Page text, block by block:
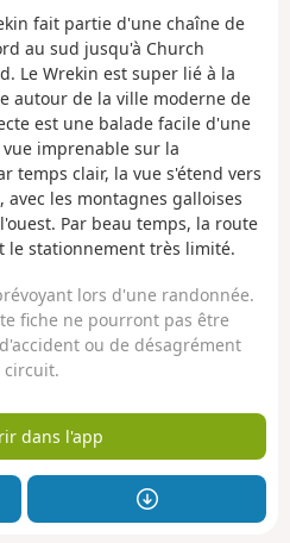
fait partie d'une chaîne de
au sud jusqu'à Church
Le Wrekin est super lié à la
autour de la ville moderne de
est une balade facile d'une
imprenable sur la
temps clair, la vue s'étend vers
avec les montagnes galloises
Par beau temps, la route
le stationnement très limité.
lors d'une randonnée.
fiche ne pourront pas être
ou de désagrément
circuit.
dans l'app